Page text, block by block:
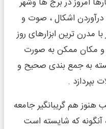
درآوردن اشکال ، صوت و
مدرن ترین ابزارهای روز
و مکان ممکن به صورت
به جمع بندی صحیح و
بپردازد .
هم گریبانگیر جامعه
که شایسته است